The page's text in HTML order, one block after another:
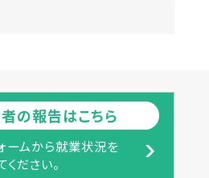
の報告はこちら
ームから就業状況を
ください。